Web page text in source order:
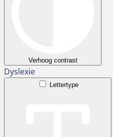
Verhoog contrast
Dyslexie
Lettertype